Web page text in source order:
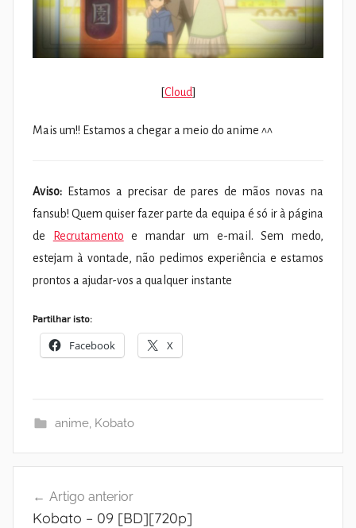
[Cloud]
Mais um!! Estamos a chegar a meio do anime ^^
Aviso: Estamos a precisar de pares de mãos novas na
fansub! Quem quiser fazer parte da equipa é só ir à página
de
Recrutamento e mandar um e-mail. Sem medo,
estejam à vontade, não pedimos experiência e estamos
prontos a ajudar-vos a qualquer instante
Partilhar isto:
Facebook X
anime, Kobato
de
Artigo anterior
Kobato – 09 [BD][720p]